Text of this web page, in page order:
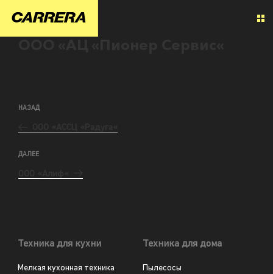
НАЗАД
ДАЛЕЕ
Техника для кухни
Мелкая кухонная техника
Техника для дома
Пылесосы